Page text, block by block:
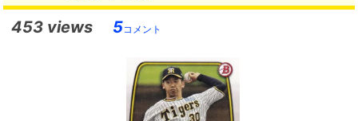
453 views 5コメント